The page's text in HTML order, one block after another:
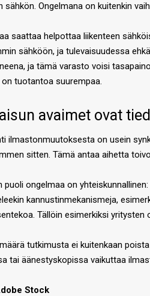
sähkön. Ongelmana on kuitenkin
saattaa helpottaa liikenteen
sähköön, ja tulevaisuudessa
ja tämä varasto voisi
tuotantoa suurempaa.
avaimet ovat
ilmastonmuutoksesta on usein
sitten. Tämä antaa aihetta
puoli ongelmaa on
kannustinmekanismeja,
Tällöin esimerkiksi
tutkimusta ei kuitenkaan
tai äänestyskopissa vaikuttaa
Stock